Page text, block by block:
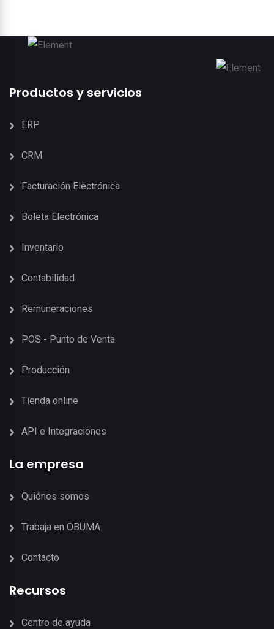
Productos y servicios
ERP
CRM
Facturación Electrónica
Boleta Electrónica
Inventario
Contabilidad
Remuneraciones
POS - Punto de Venta
Producción
Tienda online
API e Integraciones
La empresa
Quiénes somos
Trabaja en OBUMA
Contacto
Recursos
Centro de ayuda